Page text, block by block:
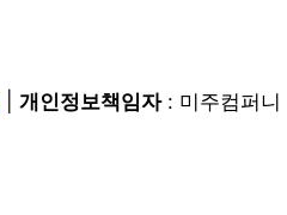
개인정보책임자: 미주컴퍼니